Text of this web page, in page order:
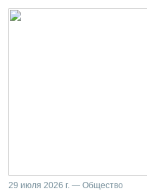
29 июля 2026 г. — Общество